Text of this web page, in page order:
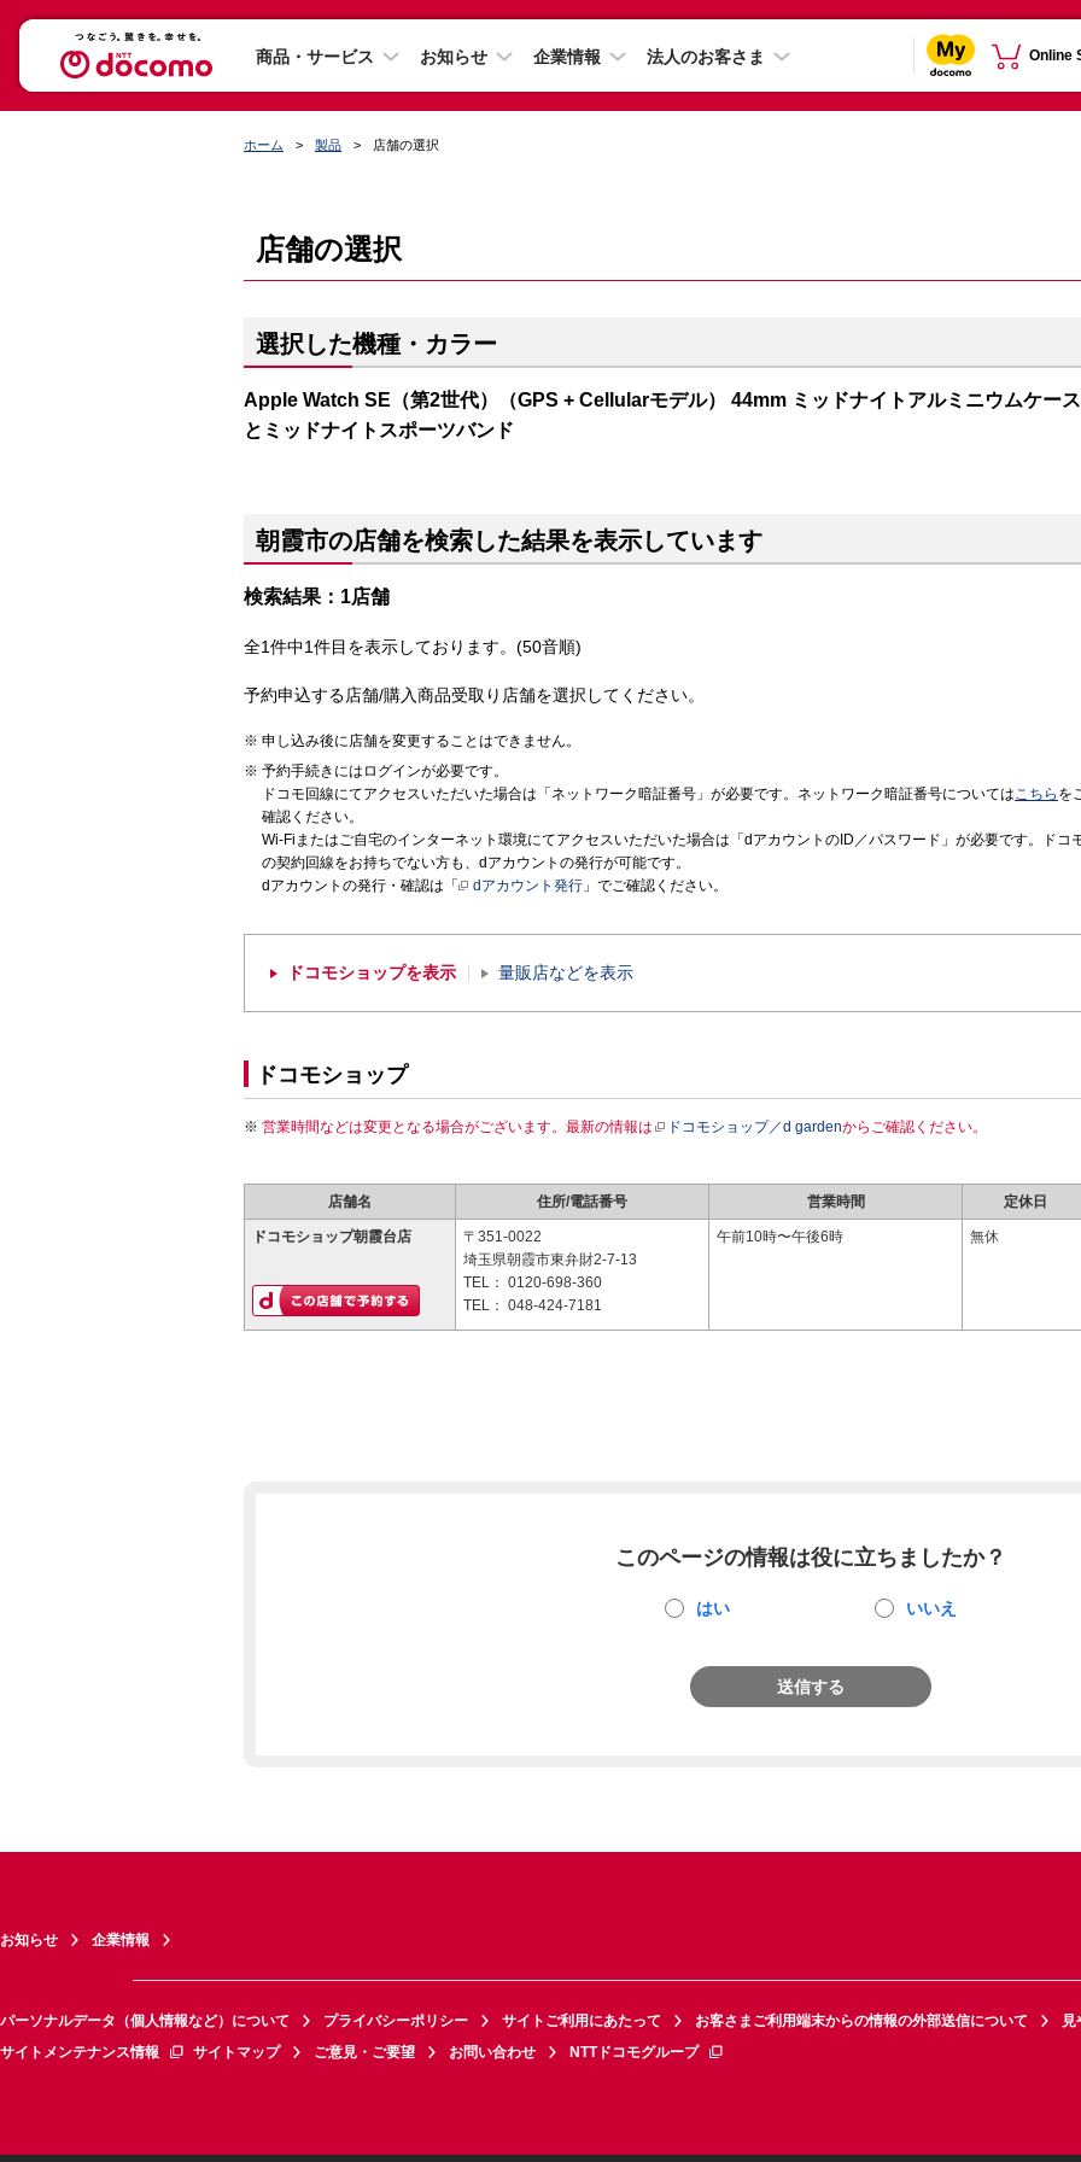
商品・サービス お知らせ 企業情報 法人のお客さま Online
ホーム 製品 店舗の選択
店舗の選択
選択した機種・カラー
Apple Watch SE（第2世代）（GPS + Cellularモデル） 44mm ミッドナイトアルミニウムケース
とミッドナイトスポーツバンド
朝霞市の店舗を検索した結果を表示しています
検索結果：1店舗
全1件中1件目を表示しております。(50音順)
予約申込する店舗/購入商品受取り店舗を選択してください。
申し込み後に店舗を変更することはできません。
予約手続きにはログインが必要です。
ドコモ回線にてアクセスいただいた場合は「ネットワーク暗証番号」が必要です。ネットワーク暗証番号についてはこちら を
確認ください。
Wi-Fiまたはご自宅のインターネット環境にてアクセスいただいた場合は「dアカウントのID／パスワード」が必要です。ドコ
の契約回線をお持ちでない方も、dアカウントの発行が可能です。
dアカウントの発行・確認は「
dアカウント発行 」でご確認ください。
ドコモショップを表示 量販店などを表示
ドコモショップ
営業時間などは変更となる場合がございます。最新の情報は ドコモショップ／d gardenからご確認ください。
店舗名 住所/電話番号 営業時間 定休日
ドコモショップ朝霞台店
〒351-0022
埼玉県朝霞市東弁財2-7-13
TEL： 0120-698-360
TEL： 048-424-7181
午前10時〜午後6時 無休
このページの情報は役に立ちましたか？
はい いいえ
送信する
お知らせ 企業情報
パーソナルデータ（個人情報など）について プライバシーポリシー サイトご利用にあたって お客さまご利用端末からの情報の外部送信について
見
サイトメンテナンス情報
サイトマップ ご意見・ご要望 お問い合わせ NTTドコモグループ